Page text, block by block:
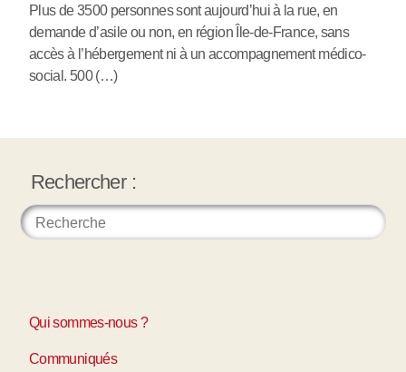
Plus de 3500 personnes sont aujourd’hui à la rue, en
demande d’asile ou non, en région Île-de-France, sans
accès à l’hébergement ni à un accompagnement médico-
social. 500 (…)
Rechercher :
Qui sommes-nous ?
Communiqués